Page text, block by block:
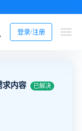
登录/注册
求内容 已解决